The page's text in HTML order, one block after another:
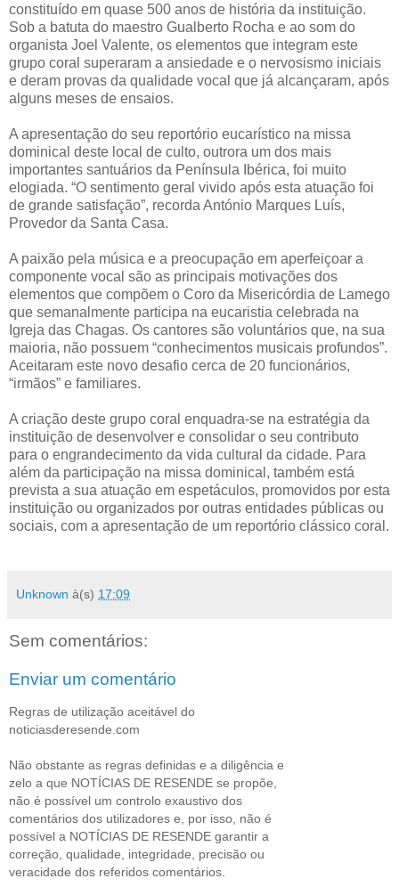
constituído em quase 500 anos de história da instituição.
Sob a batuta do maestro Gualberto Rocha e ao som do
organista Joel Valente, os elementos que integram este
grupo coral superaram a ansiedade e o nervosismo iniciais
e deram provas da qualidade vocal que já alcançaram, após
alguns meses de ensaios.
A apresentação do seu reportório eucarístico na missa
dominical deste local de culto, outrora um dos mais
importantes santuários da Península Ibérica, foi muito
elogiada. “O sentimento geral vivido após esta atuação foi
de grande satisfação”, recorda António Marques Luís,
Provedor da Santa Casa.
A paixão pela música e a preocupação em aperfeiçoar a
componente vocal são as principais motivações dos
elementos que compõem o Coro da Misericórdia de Lamego
que semanalmente participa na eucaristia celebrada na
Igreja das Chagas. Os cantores são voluntários que, na sua
maioria, não possuem “conhecimentos musicais profundos”.
Aceitaram este novo desafio cerca de 20 funcionários,
“irmãos” e familiares.
A criação deste grupo coral enquadra-se na estratégia da
instituição de desenvolver e consolidar o seu contributo
para o engrandecimento da vida cultural da cidade. Para
além da participação na missa dominical, também está
prevista a sua atuação em espetáculos, promovidos por esta
instituição ou organizados por outras entidades públicas ou
sociais, com a apresentação de um reportório clássico coral.
Unknown à(s) 17:09
Sem comentários:
Enviar um comentário
Regras de utilização aceitável do
noticiasderesende.com
Não obstante as regras definidas e a diligência e
zelo a que NOTÍCIAS DE RESENDE se propõe,
não é possível um controlo exaustivo dos
comentários dos utilizadores e, por isso, não é
possível a NOTÍCIAS DE RESENDE garantir a
correção, qualidade, integridade, precisão ou
veracidade dos referidos comentários.